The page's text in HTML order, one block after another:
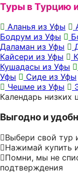
Туры в Турцию
Аланья из Уфы
Бодрум из Уфы
Даламан из Уфы
Кайсери из Уфы
Кушадасы из Уфы
Уфы
Сиде из Уфы
Чешме из Уфы
Календарь низких
Выгодно и
Выбери свой тур
Нажимай купить
Помни, мы не
подтверждения